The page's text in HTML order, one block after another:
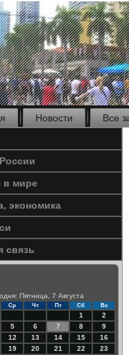
Новости Все
в мире
экономика
связь
Пятница, 7 Августа
Ср Чт Пт Сб Вс
1
2
5 6 7 8
9
12 13 14 15
16
19 20 21 22
23